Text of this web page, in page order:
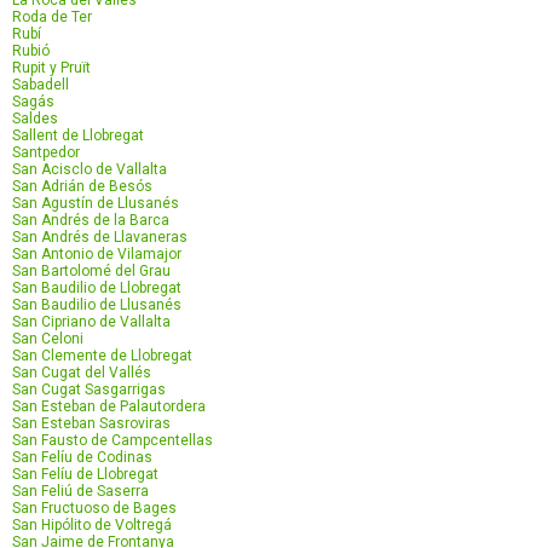
Roda de Ter
Rubí
Rubió
Rupit y Pruït
Sabadell
Sagás
Saldes
Sallent de Llobregat
Santpedor
San Acisclo de Vallalta
San Adrián de Besós
San Agustín de Llusanés
San Andrés de la Barca
San Andrés de Llavaneras
San Antonio de Vilamajor
San Bartolomé del Grau
San Baudilio de Llobregat
San Baudilio de Llusanés
San Cipriano de Vallalta
San Celoni
San Clemente de Llobregat
San Cugat del Vallés
San Cugat Sasgarrigas
San Esteban de Palautordera
San Esteban Sasroviras
San Fausto de Campcentellas
San Felíu de Codinas
San Felíu de Llobregat
San Feliú de Saserra
San Fructuoso de Bages
San Hipólito de Voltregá
San Jaime de Frontanya